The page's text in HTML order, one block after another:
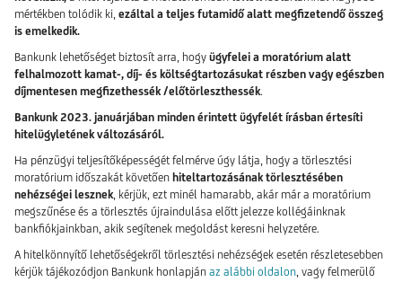
mértékben tolódik ki, ezáltal a teljes futamidő alatt megfizetendő összeg
is emelkedik.
Bankunk lehetőséget biztosít arra, hogy ügyfelei a moratórium alatt
felhalmozott kamat-, díj- és költségtartozásukat részben vagy egészben
díjmentesen megfizethessék /előtörleszthessék.
Bankunk 2023. januárjában minden érintett ügyfelét írásban értesíti
hitelügyletének változásáról.
Ha pénzügyi teljesítőképességét felmérve úgy látja, hogy a törlesztési
moratórium időszakát követően hiteltartozásának törlesztésében
nehézségei lesznek , kérjük, ezt minél hamarabb, akár már a moratórium
megszűnése és a törlesztés újraindulása előtt jelezze kollégáinknak
bankfiókjainkban, akik segítenek megoldást keresni helyzetére.
A hitelkönnyítő lehetőségekről törlesztési nehézségek esetén részletesebben
kérjük tájékozódjon Bankunk honlapján az alábbi oldalon , vagy felmerülő